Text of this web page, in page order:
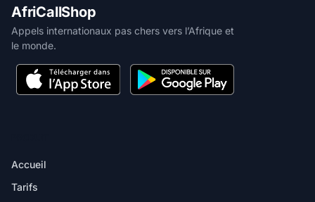
AfriCallShop
Appels internationaux pas chers vers l’Afrique et
le monde.
Accueil
Tarifs